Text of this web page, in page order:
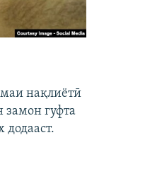
нақлиётӣ
замон гуфта